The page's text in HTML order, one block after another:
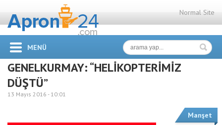
Normal Site
MENÜ
GENELKURMAY: “HELİKOPTERİMİZ
DÜŞTÜ”
13 Mayıs 2016 - 10:01
Manşet